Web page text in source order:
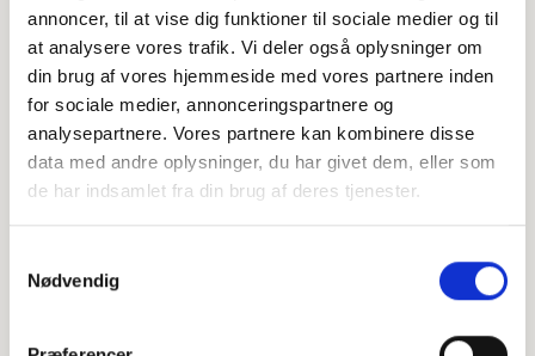
annoncer, til at vise dig funktioner til sociale medier og til
at analysere vores trafik. Vi deler også oplysninger om
din brug af vores hjemmeside med vores partnere inden
for sociale medier, annonceringspartnere og
analysepartnere. Vores partnere kan kombinere disse
data med andre oplysninger, du har givet dem, eller som
de har indsamlet fra din brug af deres tjenester.
Nødvendig
Højtideligheden
Fredagd. 17. marts 2023 kl. 11.00
Ørbæk Kirke
+
−